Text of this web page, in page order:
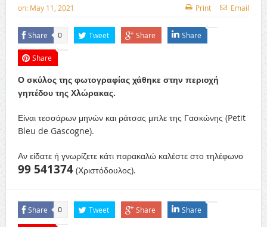
on: May 11, 2021 Print Email
Share 0 Tweet Share Share
Share
Ο σκύλος της φωτογραφίας χάθηκε στην περιοχή
γηπέδου της Χλώρακας.
Είναι τεσσάρων μηνών και ράτσας μπλε της Γασκώνης (Petit
Bleu de Gascogne).
Αν είδατε ή γνωρίζετε κάτι παρακαλώ καλέστε στο τηλέφωνο
99 541374(Χριστόδουλος).
Share 0 Tweet Share Share